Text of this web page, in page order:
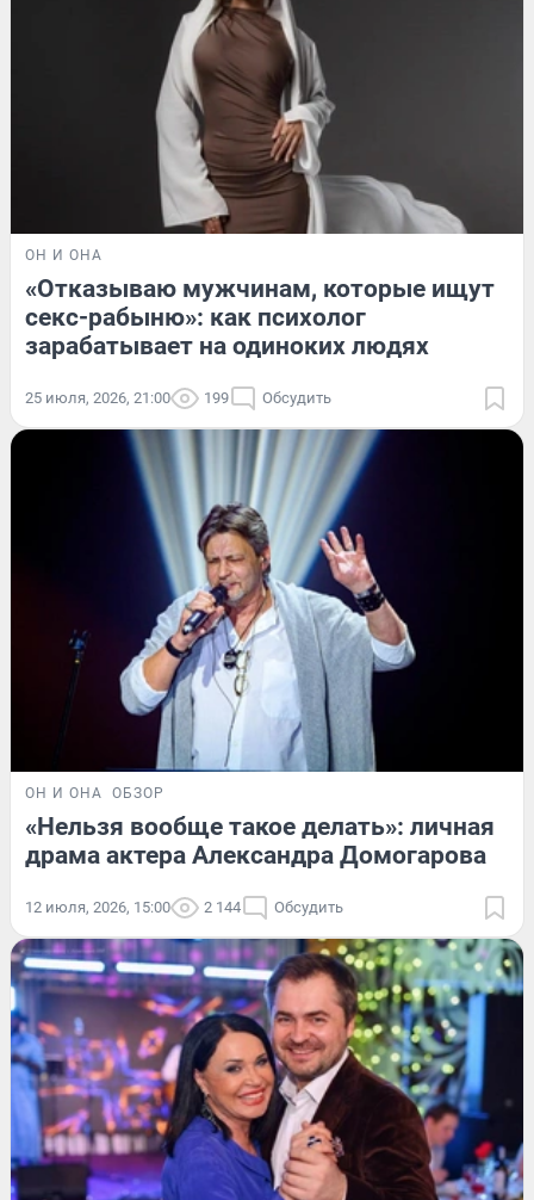
ОН И ОНА
«Отказываю мужчинам, которые ищут
секс-рабыню»: как психолог
зарабатывает на одиноких людях
25 июля, 2026, 21:00 199 Обсудить
ОН И ОНА ОБЗОР
«Нельзя вообще такое делать»: личная
драма актера Александра Домогарова
12 июля, 2026, 15:00 2 144 Обсудить